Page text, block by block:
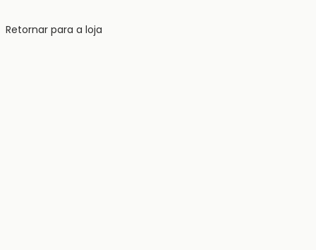
Retornar para a loja